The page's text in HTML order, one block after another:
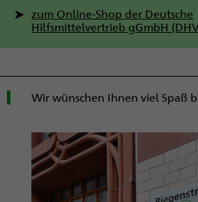
zum Online-Shop der Deutsche
Hilfsmittelvertrieb gGmbH
Wir wünschen Ihnen viel Spaß